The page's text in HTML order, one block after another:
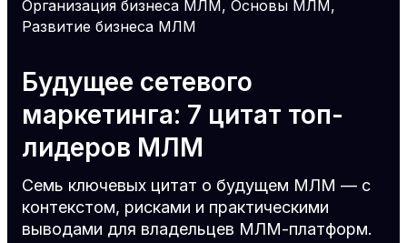
Организация бизнеса МЛМ, Основы МЛМ,
Развитие бизнеса МЛМ
Будущее сетевого
маркетинга: 7 цитат топ-
лидеров МЛМ
Семь ключевых цитат о будущем МЛМ — с
контекстом, рисками и практическими
выводами для владельцев МЛМ-платформ.